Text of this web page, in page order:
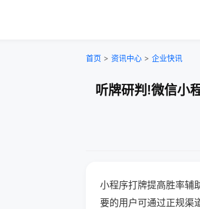
首页 > 资讯中心 > 企业快讯
听牌研判!微信小
小程序打牌提高胜率辅
要的用户可通过正规渠